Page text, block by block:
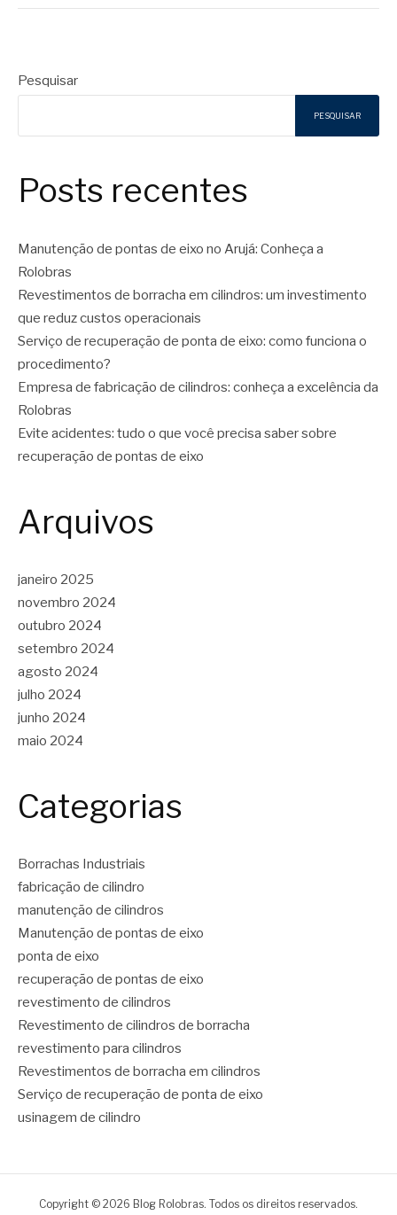
Pesquisar
PESQUISAR
Posts recentes
Manutenção de pontas de eixo no Arujá: Conheça a
Rolobras
Revestimentos de borracha em cilindros: um investimento
que reduz custos operacionais
Serviço de recuperação de ponta de eixo: como funciona o
procedimento?
Empresa de fabricação de cilindros: conheça a excelência da
Rolobras
Evite acidentes: tudo o que você precisa saber sobre
recuperação de pontas de eixo
Arquivos
janeiro 2025
novembro 2024
outubro 2024
setembro 2024
agosto 2024
julho 2024
junho 2024
maio 2024
Categorias
Borrachas Industriais
fabricação de cilindro
manutenção de cilindros
Manutenção de pontas de eixo
ponta de eixo
recuperação de pontas de eixo
revestimento de cilindros
Revestimento de cilindros de borracha
revestimento para cilindros
Revestimentos de borracha em cilindros
Serviço de recuperação de ponta de eixo
usinagem de cilindro
Copyright © 2026 Blog Rolobras. Todos os direitos reservados.